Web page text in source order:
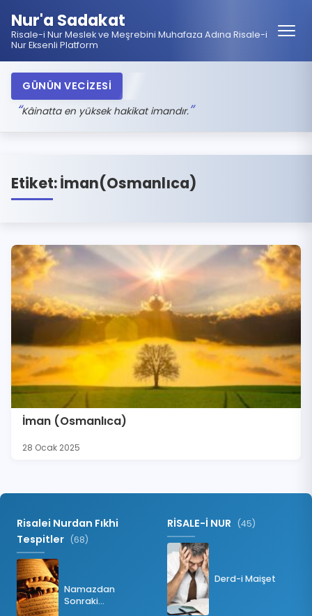
Nur'a Sadakat
Risale-i Nur Meslek ve Meşrebini Muhafaza Adına Risale-i
Nur Eksenli Platform
GÜNÜN VECİZESİ
Kâinatta en yüksek hakikat imandır.
Etiket:İman(Osmanlıca)
İman (Osmanlıca)
28 Ocak 2025
Risalei Nurdan Fıkhi
Tespitler (68)
Namazdan
Sonraki
RİSALE-İ NUR (45)
Derd-i Maişet